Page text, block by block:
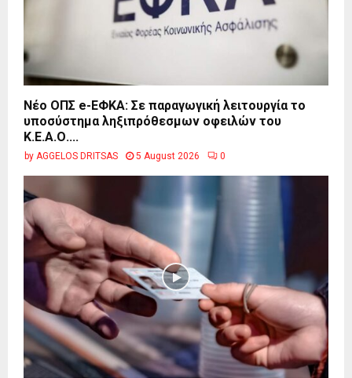
Νέο ΟΠΣ e-ΕΦΚΑ: Σε παραγωγική λειτουργία το
υποσύστημα ληξιπρόθεσμων οφειλών του
Κ.Ε.Α.Ο....
by AGGELOS DRITSAS 5 August 2026 0